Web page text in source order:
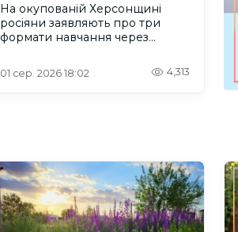
На окупованій Херсонщині
росіяни заявляють про три
формати навчання через
01 сер. 2026 18:02 4,313